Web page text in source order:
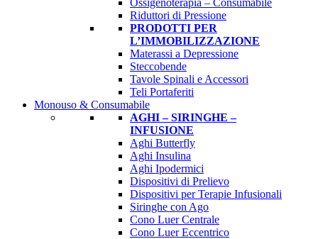
Ossigenoterapia – Consumabile
Riduttori di Pressione
PRODOTTI PER
L’IMMOBILIZZAZIONE
Materassi a Depressione
Steccobende
Tavole Spinali e Accessori
Teli Portaferiti
Monouso & Consumabile
AGHI – SIRINGHE –
INFUSIONE
Aghi Butterfly
Aghi Insulina
Aghi Ipodermici
Dispositivi di Prelievo
Dispositivi per Terapie Infusionali
Siringhe con Ago
Cono Luer Centrale
Cono Luer Eccentrico